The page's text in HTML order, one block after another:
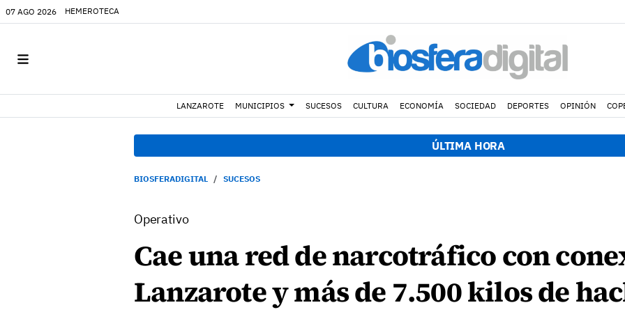
07 AGO 2026 HEMEROTECA
LANZAROTE MUNICIPIOS SUCESOS CULTURA ECONOMÍA SOCIEDAD DEPORTES OPINIÓN
ÚLTIMA HORA
BIOSFERADIGITAL SUCESOS
Operativo
Cae una red de narcotráfico con
Lanzarote y más de 7.500 kilos de